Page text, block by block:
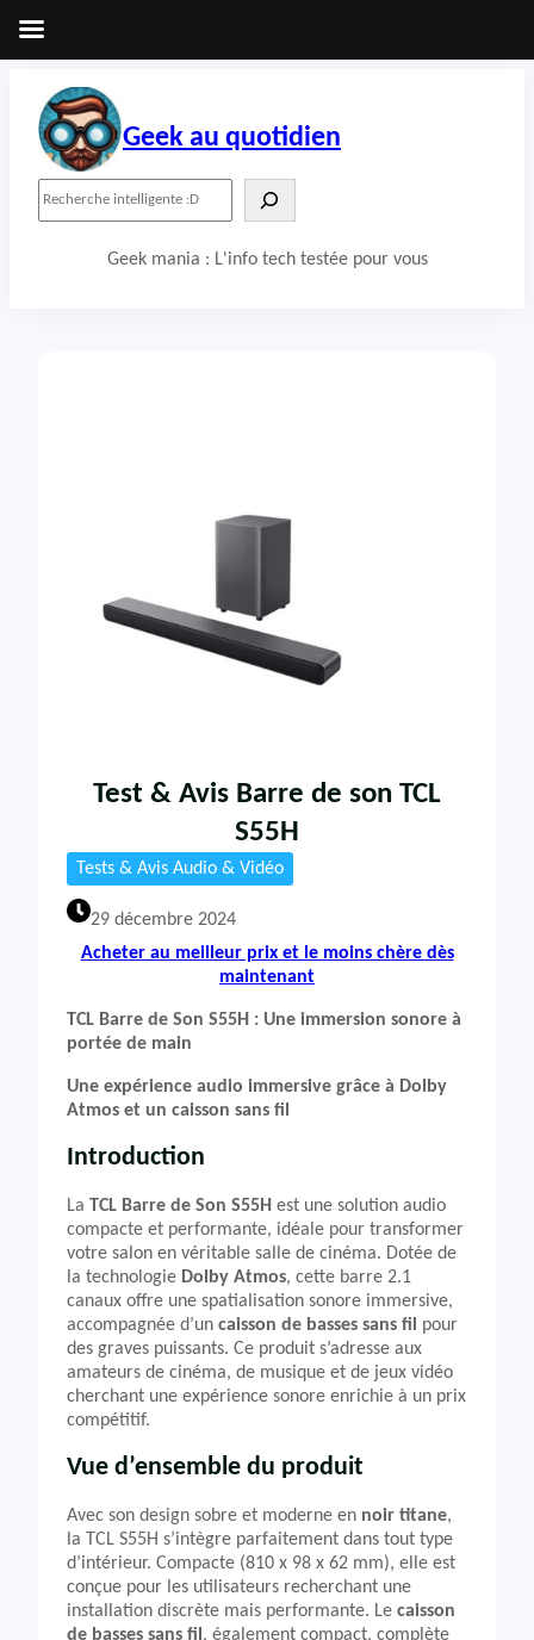
contenu
Geek au quotidien
Geek mania : L'info tech testée pour vous
Test & Avis Barre de son TCL
S55H
Tests & Avis Audio & Vidéo
29 décembre 2024
Acheter au meilleur prix et le moins chère dès
maintenant
TCL Barre de Son S55H : Une immersion sonore à
portée de main
Une expérience audio immersive grâce à Dolby
Atmos et un caisson sans fil
Introduction
La TCL Barre de Son S55H est une solution audio
compacte et performante, idéale pour transformer
votre salon en véritable salle de cinéma. Dotée de
la technologie Dolby Atmos, cette barre 2.1
canaux offre une spatialisation sonore immersive,
accompagnée d’un caisson de basses sans fil
pour
des graves puissants. Ce produit s’adresse aux
amateurs de cinéma, de musique et de jeux vidéo
cherchant une expérience sonore enrichie à un prix
compétitif.
Vue d’ensemble du produit
Avec son design sobre et moderne en noir titane,
la TCL S55H s’intègre parfaitement dans tout type
d’intérieur. Compacte (810 x 98 x 62 mm), elle est
conçue pour les utilisateurs recherchant une
installation discrète mais performante. Le caisson
de basses sans fil , également compact, complète